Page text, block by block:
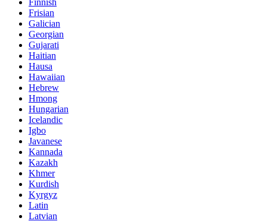
Finnish
Frisian
Galician
Georgian
Gujarati
Haitian
Hausa
Hawaiian
Hebrew
Hmong
Hungarian
Icelandic
Igbo
Javanese
Kannada
Kazakh
Khmer
Kurdish
Kyrgyz
Latin
Latvian